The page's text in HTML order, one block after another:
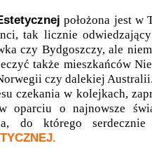
położona jest w
tak licznie
czy Bydgoszczy, ale
także mieszkańców
czy dalekiej
czekania w kolejkach,
oparciu o najnowsze
do którego